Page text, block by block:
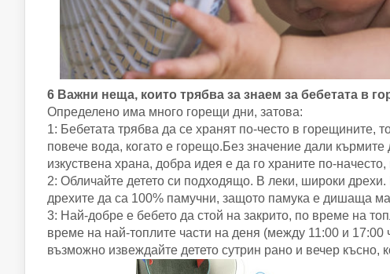
6 Важни неща, които трябва за знаем за бебетата в
Определено има много горещи дни, затова:
1: Бебетата трябва да се хранят по-често в горещините,
повече вода, когато е горещо.Без значение дали кърмите
изкуствена храна, добра идея е да го храните по-
2: Обличайте детето си подходящо. В леки, широки
дрехите да са 100% памучни, защото памука е дишаща
3: Най-добре е бебето да стой на закрито, по време на
време на най-топлите части на деня (между 11:00 и 17:00
възможно извеждайте детето сутрин рано и вечер късно,